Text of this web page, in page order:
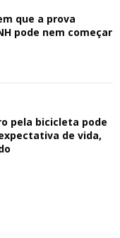
que a prova
pode nem começar
pela bicicleta pode
de vida,